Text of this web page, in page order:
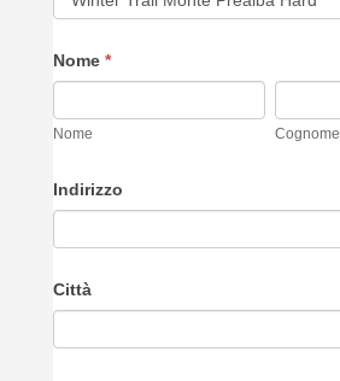
2027
Nome *
Nome Cognome
Indirizzo
Città
e
u
e
e